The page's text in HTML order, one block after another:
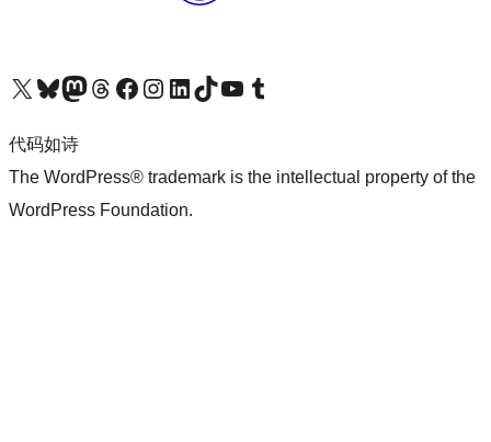
关注我们的 X（原 Twitter）账号访问我们的 Bluesky 账号关注我们的 Mastodon 账号访问我们的 Threads 账号 访问我们的 Facebook 公共主页关注我们的 Instagram 账号 关注我们的 LinkedIn 主页访问我们的 TikTok 账号访问我们的 YouTube 频道 访问我们的 Tumblr 账号
代码如诗
The WordPress® trademark is the intellectual property of the
WordPress Foundation.